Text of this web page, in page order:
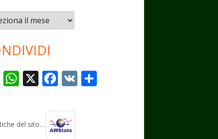
T
gr
W
s
X F
b
V
del sito…